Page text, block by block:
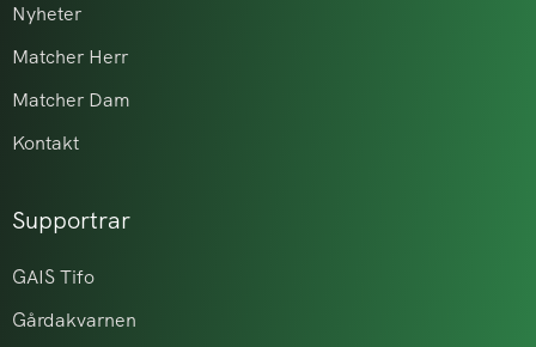
Nyheter
Matcher Herr
Matcher Dam
Kontakt
Supportrar
GAIS Tifo
Gårdakvarnen